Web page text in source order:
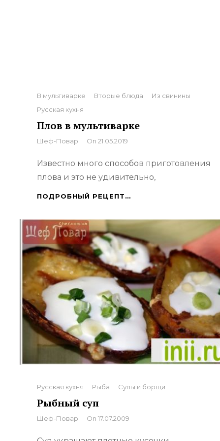
Categories
В мультиварке Вторые блюда
Из свинины
Русская кухня
Плов в мультиварке
By
Шеф-Повар On21.05.2019
Известно много способов приготовления
плова и это не удивительно,
ПОДРОБНЫЙ РЕЦЕПТ…
Categories
Русская кухня Рыба Супы и борщи
Рыбный суп
By
Шеф-Повар On17.07.2009